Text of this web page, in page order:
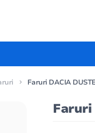
Faruri DACIA
Faruri